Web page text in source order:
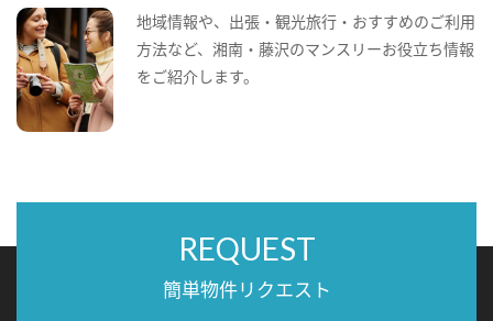
地域情報や、出張・観光旅行・おすすめのご利用
方法など、湘南・藤沢のマンスリーお役立ち情報
をご紹介します。
REQUEST
簡単物件リクエスト